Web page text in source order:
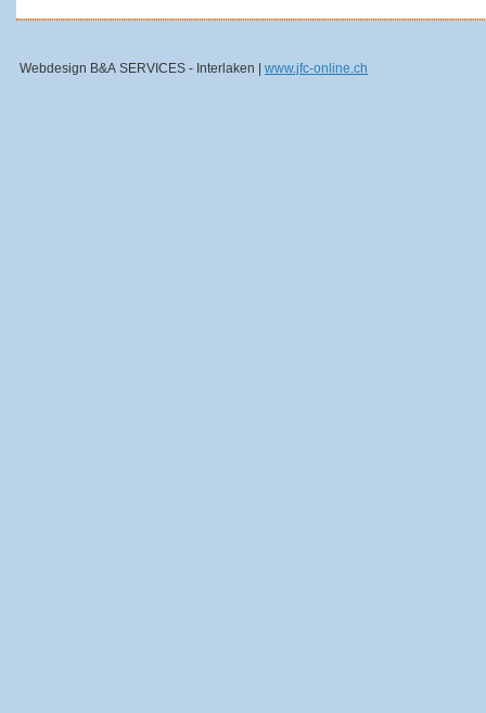
Webdesign B&A SERVICES - Interlaken | www.jfc-online.ch